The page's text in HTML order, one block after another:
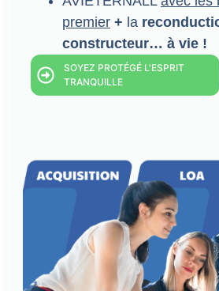
premier + la
constructeur… à vie !
SOYEZ PROTÉGÉ L'ESPRIT
TRANQUILLE